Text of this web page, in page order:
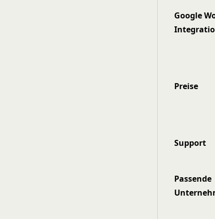
Google
Preise
Support
Passende